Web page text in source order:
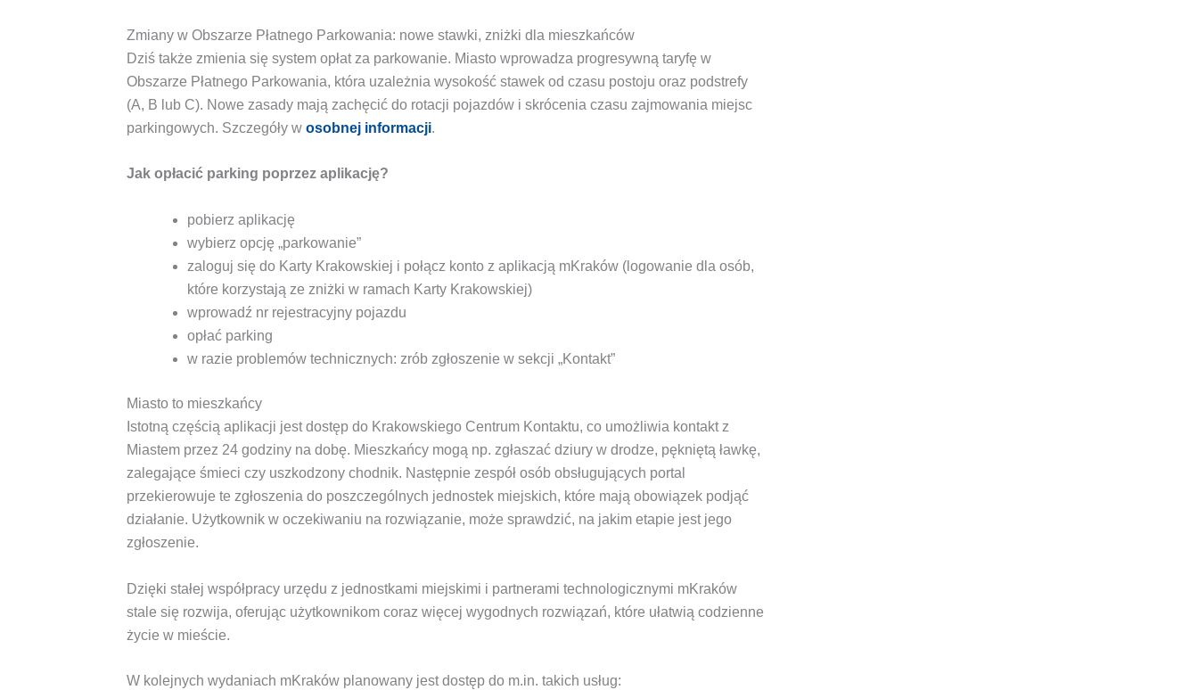
Zmiany w Obszarze Płatnego Parkowania: nowe stawki, zniżki dla mieszkańców
Dziś także zmienia się system opłat za parkowanie. Miasto wprowadza progresywną taryfę w
Obszarze Płatnego Parkowania, która uzależnia wysokość stawek od czasu postoju oraz podstrefy
(A, B lub C). Nowe zasady mają zachęcić do rotacji pojazdów i skrócenia czasu zajmowania miejsc
parkingowych. Szczegóły w osobnej informacji.
Jak opłacić parking poprzez aplikację?
pobierz aplikację
wybierz opcję „parkowanie”
zaloguj się do Karty Krakowskiej i połącz konto z aplikacją mKraków (logowanie dla osób,
które korzystają ze zniżki w ramach Karty Krakowskiej)
wprowadź nr rejestracyjny pojazdu
opłać parking
w razie problemów technicznych: zrób zgłoszenie w sekcji „Kontakt”
Miasto to mieszkańcy
Istotną częścią aplikacji jest dostęp do Krakowskiego Centrum Kontaktu, co umożliwia kontakt z
Miastem przez 24 godziny na dobę. Mieszkańcy mogą np. zgłaszać dziury w drodze, pękniętą ławkę,
zalegające śmieci czy uszkodzony chodnik. Następnie zespół osób obsługujących portal
przekierowuje te zgłoszenia do poszczególnych jednostek miejskich, które mają obowiązek podjąć
działanie. Użytkownik w oczekiwaniu na rozwiązanie, może sprawdzić, na jakim etapie jest jego
zgłoszenie.
Dzięki stałej współpracy urzędu z jednostkami miejskimi i partnerami technologicznymi mKraków
stale się rozwija, oferując użytkownikom coraz więcej wygodnych rozwiązań, które ułatwią codzienne
życie w mieście.
W kolejnych wydaniach mKraków planowany jest dostęp do m.in. takich usług: